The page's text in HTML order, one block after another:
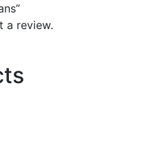
a review.